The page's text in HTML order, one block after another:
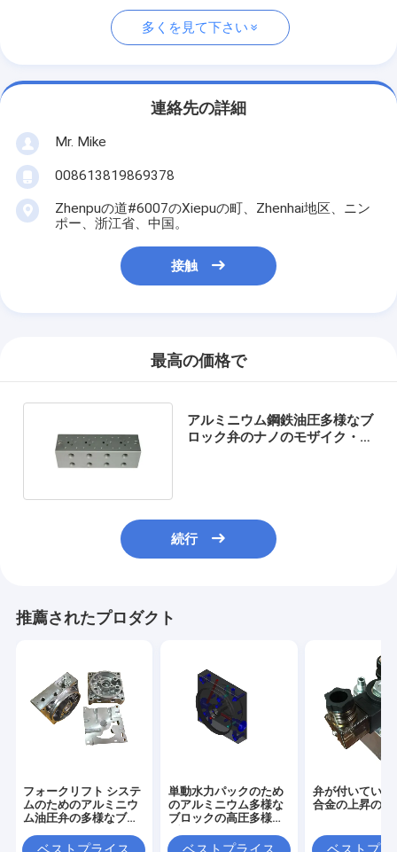
多くを見て下さい
連絡先の詳細
Mr. Mike
008613819869378
Zhenpuの道#6007のXiepuの町、Zhenhai地区、ニン
ポー、浙江省、中国。
接触
最高の価格で
アルミニウム鋼鉄油圧多様なブ
ロック弁のナノのモザイク・ガ
続行
推薦されたプロダクト
フォークリフト システ
ムのためのアルミニウ
ム油圧弁の多様なブロ
単動水力パックのため
のアルミニウム多様な
ブロックの高圧多様な
弁が付いている
合金の上昇のブ